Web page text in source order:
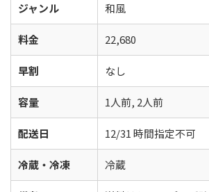
ジャンル 和風
料金 22,680
早割 なし
容量 1人前, 2人前
配送日 12/31 時間指定不可
冷蔵・冷凍 冷蔵